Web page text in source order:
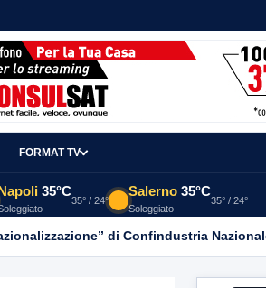
FORMAT TV
35°C
35° / 24°
Salerno 35°C
Soleggiato
35° / 24°
di Confindustria